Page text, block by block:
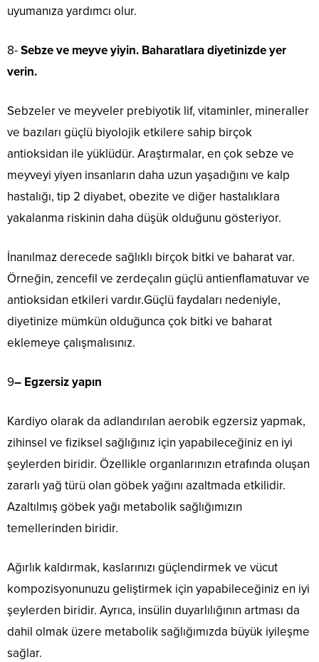
uyumanıza yardımcı olur.
8-Sebze ve meyve yiyin. Baharatlara diyetinizde yer
verin.
Sebzeler ve meyveler prebiyotik lif, vitaminler, mineraller
ve bazıları güçlü biyolojik etkilere sahip birçok
antioksidan ile yüklüdür. Araştırmalar, en çok sebze ve
meyveyi yiyen insanların daha uzun yaşadığını ve kalp
hastalığı, tip 2 diyabet, obezite ve diğer hastalıklara
yakalanma riskinin daha düşük olduğunu gösteriyor.
İnanılmaz derecede sağlıklı birçok bitki ve baharat var.
Örneğin, zencefil ve zerdeçalın güçlü antienflamatuvar ve
antioksidan etkileri vardır.Güçlü faydaları nedeniyle,
diyetinize mümkün olduğunca çok bitki ve baharat
eklemeye çalışmalısınız.
9– Egzersiz yapın
Kardiyo olarak da adlandırılan aerobik egzersiz yapmak,
zihinsel ve fiziksel sağlığınız için yapabileceğiniz en iyi
şeylerden biridir. Özellikle organlarınızın etrafında oluşan
zararlı yağ türü olan göbek yağını azaltmada etkilidir.
Azaltılmış göbek yağı metabolik sağlığımızın
temellerinden biridir.
Ağırlık kaldırmak, kaslarınızı güçlendirmek ve vücut
kompozisyonunuzu geliştirmek için yapabileceğiniz en iyi
şeylerden biridir. Ayrıca, insülin duyarlılığının artması da
dahil olmak üzere metabolik sağlığımızda büyük iyileşme
sağlar.